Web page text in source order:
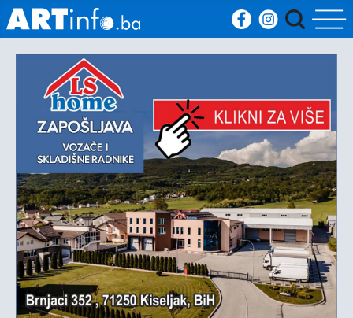
Početna
Vijesti
Sport
Kultura
Crna
kronika
Politika